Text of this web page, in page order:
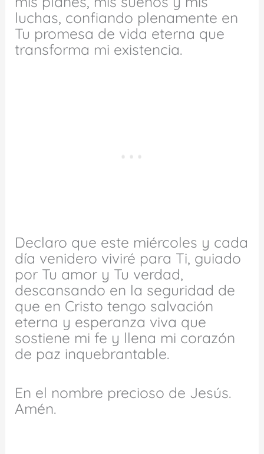
luchas, confiando plenamente en
Tu promesa de vida eterna que
transforma mi existencia.
Declaro que este miércoles y cada
día venidero viviré para Ti, guiado
por Tu amor y Tu verdad,
descansando en la seguridad de
que en Cristo tengo salvación
eterna y esperanza viva que
sostiene mi fe y llena mi corazón
de paz inquebrantable.
En el nombre precioso de Jesús.
Amén.